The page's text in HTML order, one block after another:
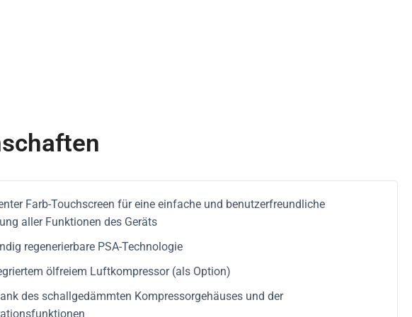
Farb-Touchscreen für eine einfache und benutzerfreundliche
aller Funktionen des Geräts
regenerierbare PSA-Technologie
ölfreiem Luftkompressor (als Option)
des schallgedämmten Kompressorgehäuses und der